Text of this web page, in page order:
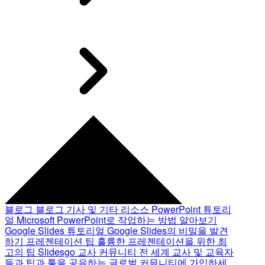
블로그 블로그 기사 및 기타 리소스 PowerPoint 튜토리
얼 Microsoft PowerPoint로 작업하는 방법 알아보기
Google Slides 튜토리얼 Google Slides의 비밀을 발견
하기 프레젠테이션 팁 훌륭한 프레젠테이션을 위한 최
고의 팁 Slidesgo 교사 커뮤니티 전 세계 교사 및 교육자